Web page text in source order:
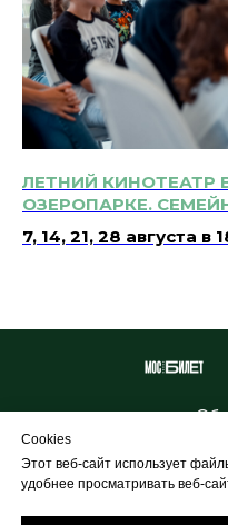
ЛЕТНИЙ КИНОТЕАТР
ОЗЕРОПАРКЕ.
СЕАНС: ЗОЛОТАЯ
КОЛЛЕКЦИЯ
7, 14, 21, 28 августа в
Об
Cookies
Этот веб-сайт использует
удобнее просматривать веб-